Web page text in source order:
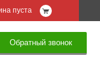
пуста
Обратный звонок